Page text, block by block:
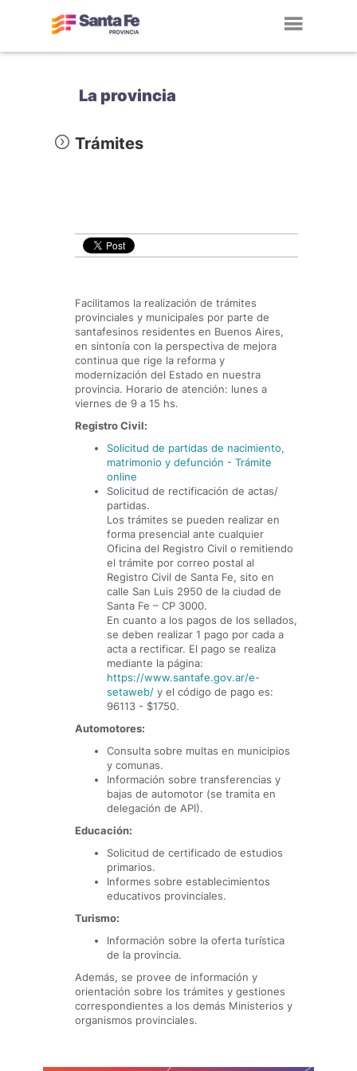
La provincia
Trámites
Facilitamos la realización de trámites
provinciales y municipales por parte de
santafesinos residentes en Buenos Aires,
en sintonía con la perspectiva de mejora
continua que rige la reforma y
modernización del Estado en nuestra
provincia. Horario de atención: lunes a
viernes de 9 a 15 hs.
Registro Civil:
Solicitud de partidas de nacimiento,
matrimonio y defunción - Trámite
online
Solicitud de rectificación de actas/
partidas.
Los trámites se pueden realizar en
forma presencial ante cualquier
Oficina del Registro Civil o remitiendo
el trámite por correo postal al
Registro Civil de Santa Fe, sito en
calle San Luis 2950 de la ciudad de
Santa Fe – CP 3000.
En cuanto a los pagos de los sellados,
se deben realizar 1 pago por cada a
acta a rectificar. El pago se realiza
mediante la página:
https://www.santafe.gov.ar/e-
setaweb/ y el código de pago es:
96113 - $1750.
Automotores:
Consulta sobre multas en municipios
y comunas.
Información sobre transferencias y
bajas de automotor (se tramita en
delegación de API).
Educación:
Solicitud de certificado de estudios
primarios.
Informes sobre establecimientos
educativos provinciales.
Turismo:
Información sobre la oferta turística
de la provincia.
Además, se provee de información y
orientación sobre los trámites y gestiones
correspondientes a los demás Ministerios y
organismos provinciales.